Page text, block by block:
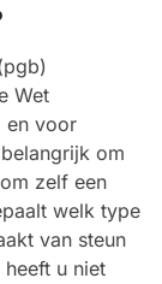
Wet
en voor
om
zelf een
welk type
van steun
u niet